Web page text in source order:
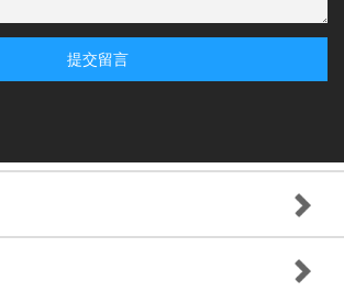
提交留言